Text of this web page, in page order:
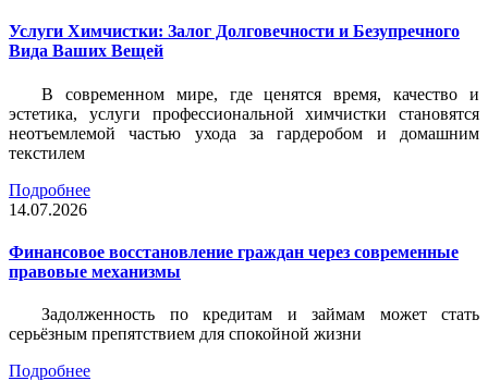
Услуги Химчистки: Залог Долговечности и Безупречного
Вида Ваших Вещей
В современном мире, где ценятся время, качество и
эстетика, услуги профессиональной химчистки становятся
неотъемлемой частью ухода за гардеробом и домашним
текстилем
Подробнее
14.07.2026
Финансовое восстановление граждан через современные
правовые механизмы
Задолженность по кредитам и займам может стать
серьёзным препятствием для спокойной жизни
Подробнее